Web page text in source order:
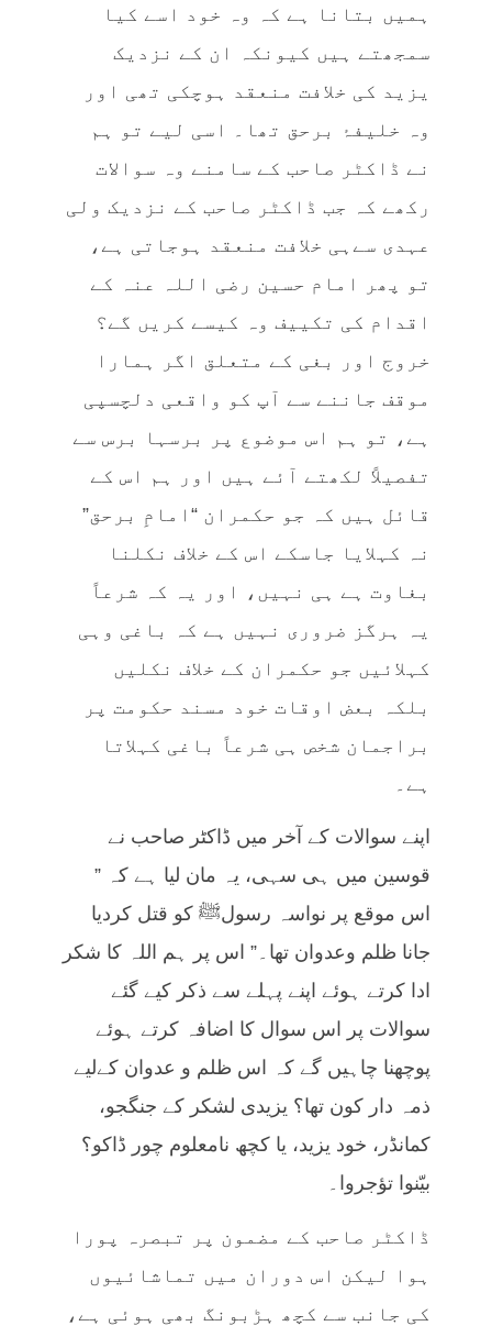
ہمیں بتانا ہے کہ وہ خود اسے کیا
سمجھتے ہیں کیونکہ ان کے نزدیک
یزید کی خلافت منعقد ہوچکی تھی اور
وہ خلیفۂ برحق تھا۔ اسی لیے تو ہم
نے ڈاکٹر صاحب کے سامنے وہ سوالات
رکھے کہ جب ڈاکٹر صاحب کے نزدیک ولی
عہدی سےہی خلافت منعقد ہوجاتی ہے،
تو پھر امام حسین رضی اللہ عنہ کے
اقدام کی تکییف وہ کیسے کریں گے؟
خروج اور بغی کے متعلق اگر ہمارا
موقف جاننے سے آپ کو واقعی دلچسپی
ہے، تو ہم اس موضوع پر برسہا برس سے
تفصیلاً لکھتے آئے ہیں اور ہم اس کے
قائل ہیں کہ جو حکمران “امامِ برحق”
نہ کہلایا جاسکے اس کے خلاف نکلنا
بغاوت ہے ہی نہیں، اور یہ کہ شرعاً
یہ ہرگز ضروری نہیں ہے کہ باغی وہی
کہلائیں جو حکمران کے خلاف نکلیں
بلکہ بعض اوقات خود مسند حکومت پر
براجمان شخص ہی شرعاً باغی کہلاتا
ہے۔
اپنے سوالات کے آخر میں ڈاکٹر صاحب نے
قوسین میں ہی سہی، یہ مان لیا ہے کہ ”
اس موقع پر نواسہ رسولﷺ کو قتل کردیا
جانا ظلم وعدوان تھا۔” اس پر ہم اللہ کا شکر
ادا کرتے ہوئے اپنے پہلے سے ذکر کیے گئے
سوالات پر اس سوال کا اضافہ کرتے ہوئے
پوچھنا چاہیں گے کہ اس ظلم و عدوان کےلیے
ذمہ دار کون تھا؟ یزیدی لشکر کے جنگجو،
کمانڈر، خود یزید، یا کچھ نامعلوم چور ڈاکو؟
بیّنوا تؤجروا۔
ڈاکٹر صاحب کے مضمون پر تبصرہ پورا
ہوا لیکن اس دوران میں تماشائیوں
کی جانب سے کچھ ہڑبونگ بھی ہوئی ہے،